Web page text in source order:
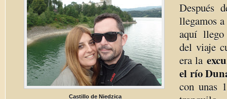
Castillo de Niedzica
Después
llegamos a
aquí
del viaje
era la
el río
con unas